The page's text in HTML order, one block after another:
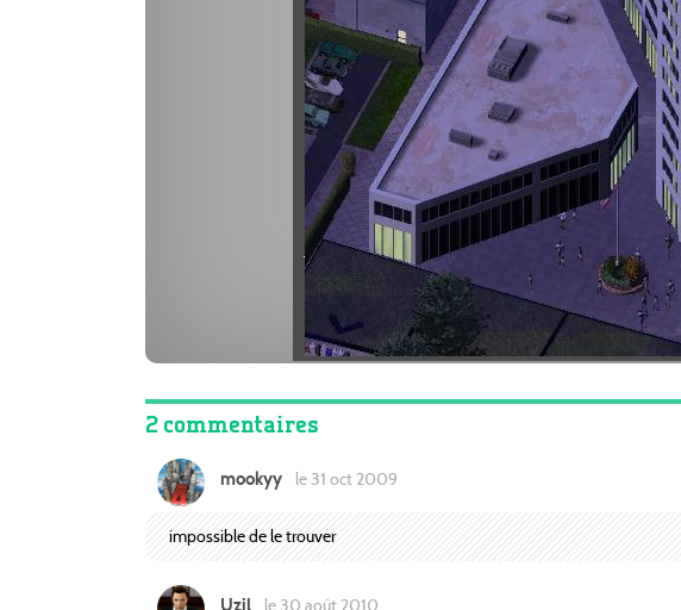
2 commentaires
mookyy le 31 oct 2009
impossible de le trouver
Uzil le 30 août 2010